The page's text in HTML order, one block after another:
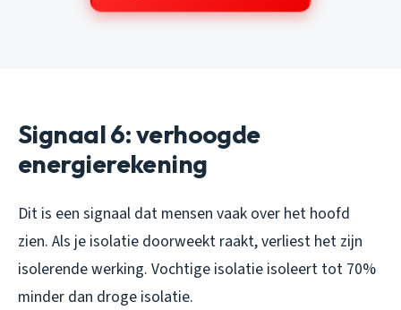
Signaal 6: verhoogde
energierekening
Dit is een signaal dat mensen vaak over het hoofd
zien. Als je isolatie doorweekt raakt, verliest het zijn
isolerende werking. Vochtige isolatie isoleert tot 70%
minder dan droge isolatie.